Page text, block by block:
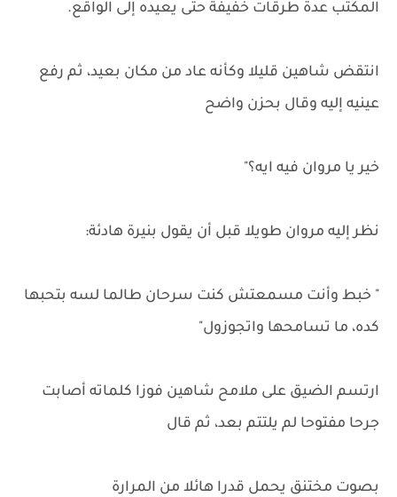
المكتب عدة طرقات خفيفة حتى يعيده إلى الواقع.
انتقض شاهين قليلا وكأنه عاد من مكان بعيد، ثم رفع
عينيه إليه وقال بحزن واضح
خير يا مروان فيه ايه؟"
نظر إليه مروان طويلا قبل أن يقول بنيرة هادئة:
" خبط وأنت مسمعتش كنت سرحان طالما لسه بتحبها
كده، ما تسامحها واتجوزول"
ارتسم الضيق على ملامح شاهين فوزا كلماته أصابت
جرحا مفتوحا لم يلتتم بعد، ثم قال
بصوت مختنق يحمل قدرا هائلا من المرارة